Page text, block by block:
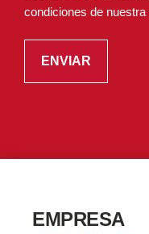
condiciones de nuestra
EMPRESA